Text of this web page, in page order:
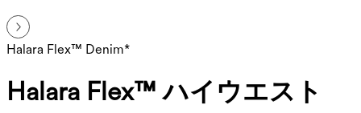
Halara Flex™ Denim*
Halara Flex™ ハイウエスト